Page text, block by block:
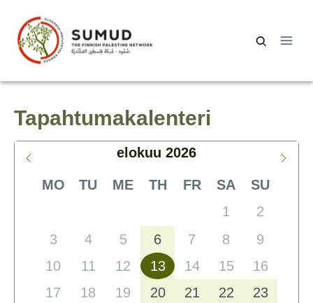
sisältöön
Haku:
Tapahtumakalenteri
elokuu 2026
MO TU ME TH FR SA
SU
1
2
3
4 5 6 7 8
9
10
11 12 13 14 15
16
17
18 19 20 21 22
23